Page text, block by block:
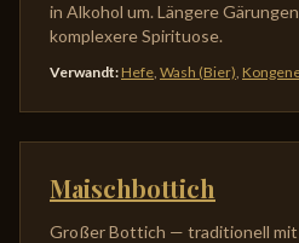
in Alkohol um. Längere
komplexere Spirituose.
Verwandt: Hefe, Wash (Bier),
Maischbottich
Großer Bottich — traditionell